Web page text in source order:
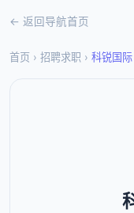
← 返回导航首页
首页 › 招聘求职 › 科锐国际